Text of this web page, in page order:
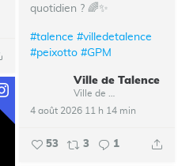
quotidien ? 🌈✨
#talence #villedetalence
#peixotto #GPM
Ville de Talence
4 août 2026 11 h 14 min
53 3 1